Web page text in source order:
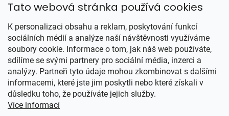
Tato webová stránka používá cookies
K personalizaci obsahu a reklam, poskytování funkcí
sociálních médií a analýze naší návštěvnosti využíváme
soubory cookie. Informace o tom, jak náš web používáte,
sdílíme se svými partnery pro sociální média, inzerci a
analýzy. Partneři tyto údaje mohou zkombinovat s dalšími
informacemi, které jste jim poskytli nebo které získali v
důsledku toho, že používáte jejich služby.
Více informací
Přijímáme online platby
Vytvořil Shoptet
Copyright 2026